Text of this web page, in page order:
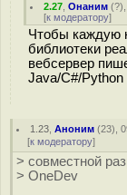
2.27 ,Онаним (?
[к модератору]
Чтобы каждую
библиотеки
вебсервер
Java/C#/Python
1.23 ,Аноним (23),
[к модератору]
> совместной
> OneDev